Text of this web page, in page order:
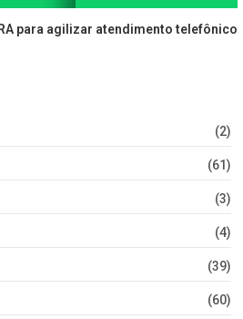
para agilizar atendimento telefônico
(2)
(61)
(3)
(4)
(39)
(60)